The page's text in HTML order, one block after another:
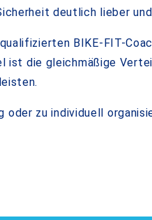
deutlich lieber
BIKE-FIT-
ist die gleichmäßige
oder zu individuell